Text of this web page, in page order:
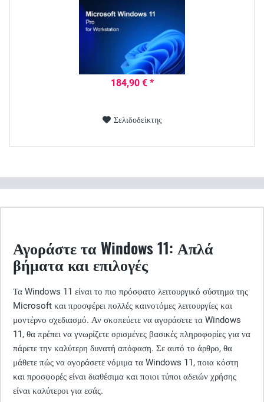
184,90 € *
Σελιδοδείκτης
Αγοράστε τα Windows 11: Απλά
βήματα και επιλογές
Τα Windows 11 είναι το πιο πρόσφατο λειτουργικό σύστημα της
Microsoft και προσφέρει πολλές καινοτόμες λειτουργίες και
μοντέρνο σχεδιασμό. Αν σκοπεύετε να αγοράσετε τα Windows
11, θα πρέπει να γνωρίζετε ορισμένες βασικές πληροφορίες για να
πάρετε την καλύτερη δυνατή απόφαση. Σε αυτό το άρθρο, θα
μάθετε πώς να αγοράσετε νόμιμα τα Windows 11, ποια κόστη
και προσφορές είναι διαθέσιμα και ποιοι τύποι αδειών χρήσης
είναι καλύτεροι για εσάς.